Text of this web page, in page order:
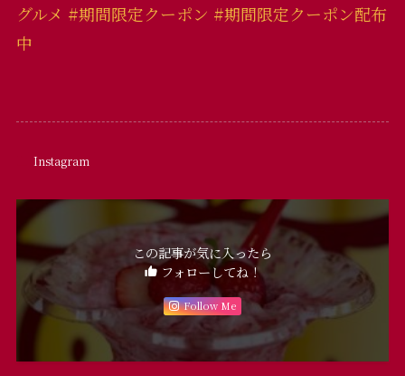
グルメ #期間限定クーポン #期間限定クーポン配布
中
Instagram
この記事が気に入ったら
フォローしてね！
Follow Me